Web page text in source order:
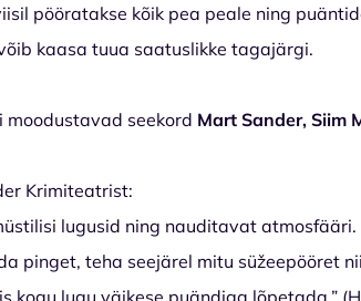
pööratakse kõik pea peale ning
kaasa tuua saatuslikke tagajärgi.
seekord Mart Sander, Siim
Krimiteatrist:
lugusid ning nauditavat
pinget, teha seejärel mitu süžeepööret
kogu lugu väikese puändiga lõpetada.”